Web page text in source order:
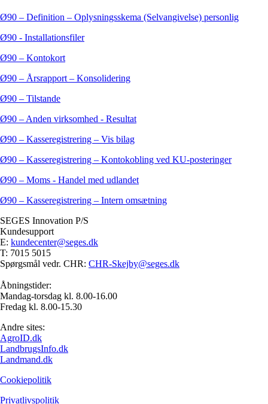
Ø90 – Definition – Oplysningsskema (Selvangivelse) personlig
Ø90 - Installationsfiler
Ø90 – Kontokort
Ø90 – Årsrapport – Konsolidering
Ø90 – Tilstande
Ø90 – Anden virksomhed - Resultat
Ø90 – Kasseregistrering – Vis bilag
Ø90 – Kasseregistrering – Kontokobling ved KU-posteringer
Ø90 – Moms - Handel med udlandet
Ø90 – Kasseregistrering – Intern omsætning
SEGES Innovation P/S
Kundesupport
E: kundecenter@seges.dk
T: 7015 5015
Spørgsmål vedr. CHR: CHR-Skejby@seges.dk
Åbningstider:
Mandag-torsdag kl. 8.00-16.00
Fredag kl. 8.00-15.30
Andre sites:
AgroID.dk
LandbrugsInfo.dk
Landmand.dk
Cookiepolitik
Privatlivspolitik